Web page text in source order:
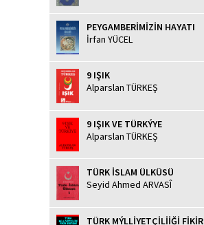
PEYGAMBERİMİZİN HAYATI
İrfan YÜCEL
9 IŞIK
Alparslan TÜRKEŞ
9 IŞIK VE TÜRKÝYE
Alparslan TÜRKEŞ
TÜRK İSLAM ÜLKÜSÜ
Seyid Ahmed ARVASÎ
TÜRK MÝLLİYETÇİLİİĞİ FİKİR